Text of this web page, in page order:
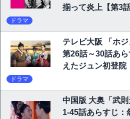
揃って炎上【第3
ドラマ
テレビ大阪 「ホジ
第26話～30話あ
えたジュン初登院
ドラマ
中国版 大奥「武
1-45話あらすじ：